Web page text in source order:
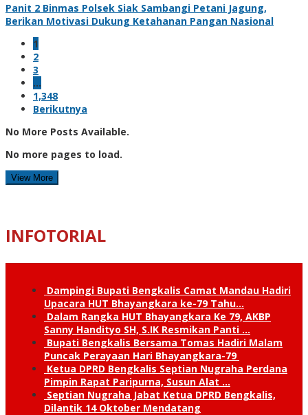
Panit 2 Binmas Polsek Siak Sambangi Petani Jagung,
Berikan Motivasi Dukung Ketahanan Pangan Nasional
1
2
3
…
1,348
Berikutnya
No More Posts Available.
No more pages to load.
View More
INFOTORIAL
Dampingi Bupati Bengkalis Camat Mandau Hadiri
Upacara HUT Bhayangkara ke-79 Tahu…
Dalam Rangka HUT Bhayangkara Ke 79, AKBP
Sanny Handityo SH, S.IK Resmikan Panti …
Bupati Bengkalis Bersama Tomas Hadiri Malam
Puncak Perayaan Hari Bhayangkara-79
Ketua DPRD Bengkalis Septian Nugraha Perdana
Pimpin Rapat Paripurna, Susun Alat …
Septian Nugraha Jabat Ketua DPRD Bengkalis,
Dilantik 14 Oktober Mendatang